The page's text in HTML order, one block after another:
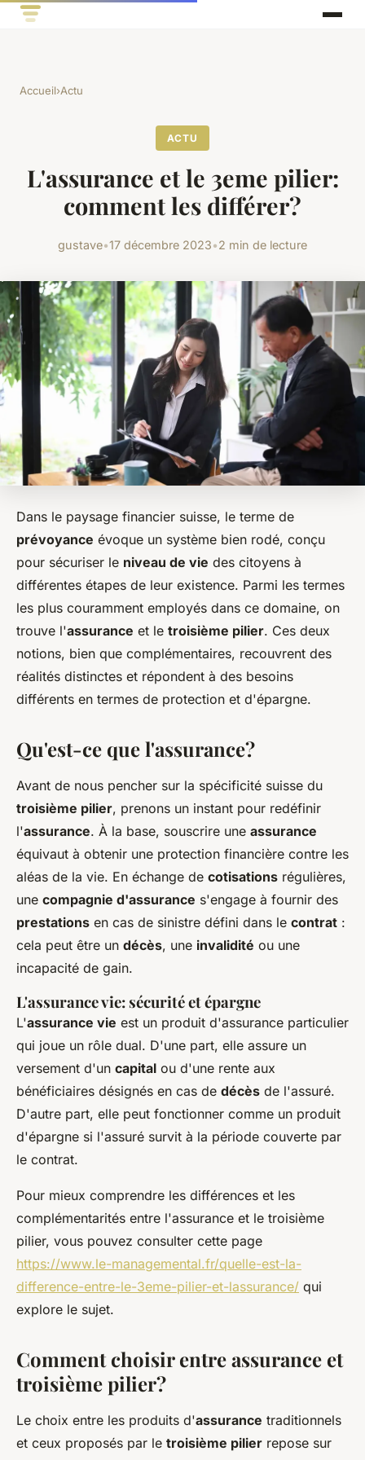
Accueil›Actu
ACTU
L'assurance et le 3eme pilier:
comment les différer?
gustave•17 décembre 2023•2 min de lecture
Dans le paysage financier suisse, le terme de
prévoyance évoque un système bien rodé, conçu
pour sécuriser le niveau de vie des citoyens à
différentes étapes de leur existence. Parmi les termes
les plus couramment employés dans ce domaine, on
trouve l'assurance et le troisième pilier. Ces deux
notions, bien que complémentaires, recouvrent des
réalités distinctes et répondent à des besoins
différents en termes de protection et d'épargne.
Qu'est-ce que l'assurance?
Avant de nous pencher sur la spécificité suisse du
troisième pilier, prenons un instant pour redéfinir
l'assurance. À la base, souscrire une assurance
équivaut à obtenir une protection financière contre les
aléas de la vie. En échange de cotisations régulières,
une compagnie d'assurance s'engage à fournir des
prestations en cas de sinistre défini dans le contrat :
cela peut être un décès, une invalidité ou une
incapacité de gain.
L'assurance vie: sécurité et épargne
L'assurance vie est un produit d'assurance particulier
qui joue un rôle dual. D'une part, elle assure un
versement d'un capital ou d'une rente aux
bénéficiaires désignés en cas de décès de l'assuré.
D'autre part, elle peut fonctionner comme un produit
d'épargne si l'assuré survit à la période couverte par
le contrat.
Pour mieux comprendre les différences et les
complémentarités entre l'assurance et le troisième
pilier, vous pouvez consulter cette page
https://www.le-managemental.fr/quelle-est-la-
difference-entre-le-3eme-pilier-et-lassurance/ qui
explore le sujet.
Comment choisir entre assurance et
troisième pilier?
Le choix entre les produits d'assurance traditionnels
et ceux proposés par le troisième pilier repose sur